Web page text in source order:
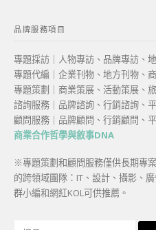
品牌服務項目
專題採訪｜人物專訪、品牌專訪、
專題代編｜企業刊物、地方刊物、
專題策劃｜商業策展、活動策展、
諮詢服務｜品牌諮詢、行銷諮詢、
顧問服務｜品牌顧問、行銷顧問、
商業合作哲學與敘事DNA
※專題策劃和顧問服務僅供長期專
的跨領域團隊：IT、設計、攝影、
群小編和網紅KOL可供推薦。